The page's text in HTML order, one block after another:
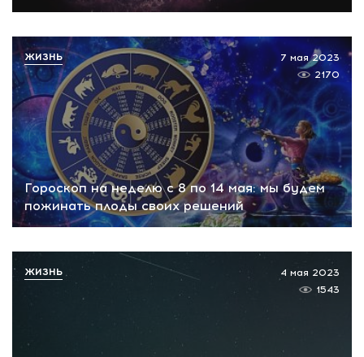
Гороскоп на неделю с 8 по 14 мая: мы будем
пожинать плоды своих решений
7 мая 2023
2170
ЖИЗНЬ
4 мая 2023
1543
ЖИЗНЬ